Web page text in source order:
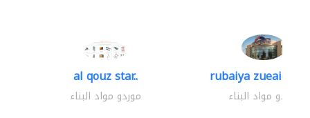
al qouz star..
موردو مواد البناء
rubaiya zueaid
موردو مواد البناء